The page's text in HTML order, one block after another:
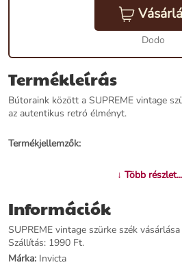
Dodo
Termékleírás
Bútoraink között a SUPREME vintage
az autentikus retró élményt.
Termékjellemzők:
SUPREME vintage szürke szék
Kategória:Étkezőszék
Tömeg:9,900 g
Szín:Szürke
Szállítási díj:
↓ Több
Információk
SUPREME vintage szürke szék
Szállítás: 1990 Ft.
Márka: Invicta